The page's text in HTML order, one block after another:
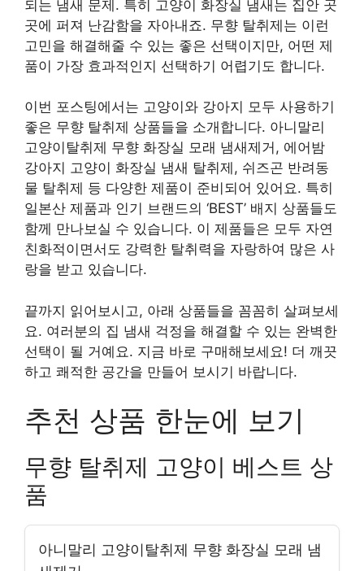
되는 냄새 문제. 특히 고양이 화장실 냄새는 집안 곳
곳에 퍼져 난감함을 자아내죠. 무향 탈취제는 이런
고민을 해결해줄 수 있는 좋은 선택이지만, 어떤 제
품이 가장 효과적인지 선택하기 어렵기도 합니다.
이번 포스팅에서는 고양이와 강아지 모두 사용하기
좋은 무향 탈취제 상품들을 소개합니다. 아니말리
고양이탈취제 무향 화장실 모래 냄새제거, 에어밤
강아지 고양이 화장실 냄새 탈취제, 쉬즈곤 반려동
물 탈취제 등 다양한 제품이 준비되어 있어요. 특히
일본산 제품과 인기 브랜드의 ‘BEST’ 배지 상품들도
함께 만나보실 수 있습니다. 이 제품들은 모두 자연
친화적이면서도 강력한 탈취력을 자랑하여 많은 사
랑을 받고 있습니다.
끝까지 읽어보시고, 아래 상품들을 꼼꼼히 살펴보세
요. 여러분의 집 냄새 걱정을 해결할 수 있는 완벽한
선택이 될 거예요. 지금 바로 구매해보세요! 더 깨끗
하고 쾌적한 공간을 만들어 보시기 바랍니다.
추천 상품 한눈에 보기
무향 탈취제 고양이 베스트 상
품
아니말리 고양이탈취제 무향 화장실 모래 냄